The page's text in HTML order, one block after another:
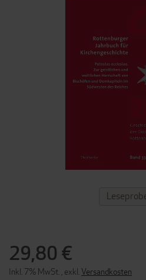
29,80 €
Inkl. 7% MwSt. exkl. Versandkosten
ZUM